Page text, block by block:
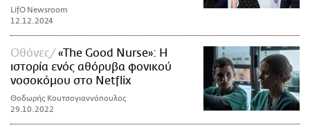
LifO Newsroom
12.12.2024
Οθόνες
«The Good Nurse»: Η
ιστορία ενός αθόρυβα φονικού
νοσοκόμου στο Netflix
Θοδωρής Κουτσογιαννόπουλος
29.10.2022